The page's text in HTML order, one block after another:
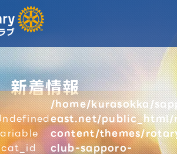
新着情報
/home/kurasokka/
east.net/
content/themes/
club-sapporo-